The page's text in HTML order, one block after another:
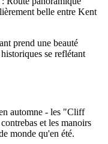
belle entre Kent
prend une beauté
se reflétant
automne - les "Cliff
et les manoirs
monde qu'en été.